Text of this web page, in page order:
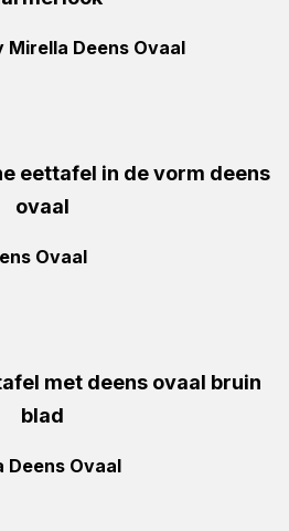
Deens Ovaal
Ovaal
Deens Ovaal